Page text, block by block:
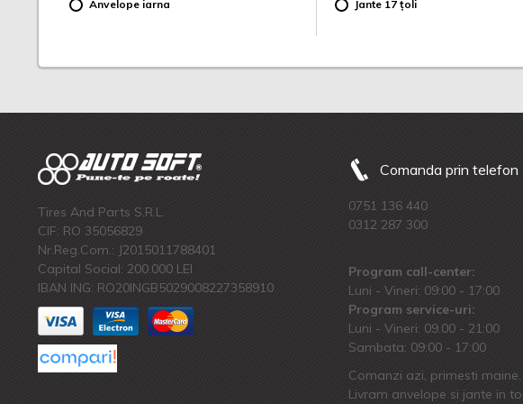
Anvelope iarna Jante 17 țoli
Tires And Parts S.R.L.
CIF: RO 35056829
Nr.Reg.Com.: J2015011788401
Capital Social: 200.000 LEI
IBAN ING: RO20INGB5029008227358910
Comanda prin telefon
0751 136 440
0312 287 300
Program call-center:
Luni - Vineri: 09:00 - 17:00
Program service-uri:
Luni - Vineri: 09.00 - 21:00
Sambata: 09:00 - 17:00
Comanzi azi, primesti maine.
Livram anvelope si jante in